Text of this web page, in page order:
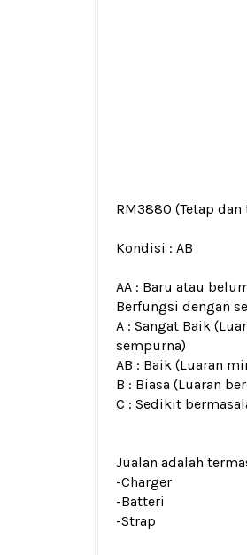
RM3880 (Tetap
Kondisi : AB
AA : Baru atau
Berfungsi dengan
A : Sangat Baik
sempurna)
AB : Baik (Luaran
B : Biasa (Luaran
C : Sedikit
Jualan adalah
-Charger
-Batteri
-Strap